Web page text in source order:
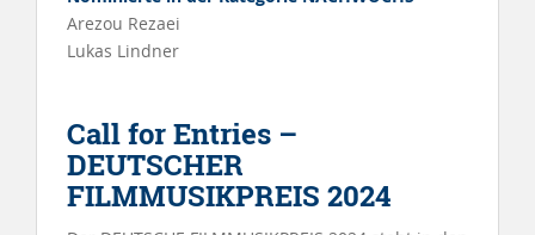
Arezou Rezaei
Lukas Lindner
Call for Entries –
DEUTSCHER
FILMMUSIKPREIS 2024